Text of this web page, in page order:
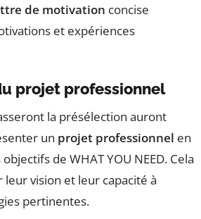
de motivation concise
et expériences
projet professionnel
la présélection auront
un projet professionnel en
de WHAT YOU NEED. Cela
leur vision et leur capacité à
pertinentes.